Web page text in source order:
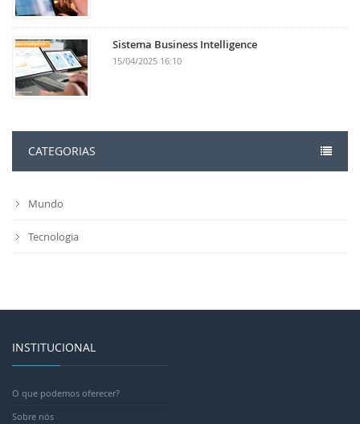
Sistema Business Intelligence
15/04/2025 16:10
CATEGORIAS
Mundo
Tecnologia
INSTITUCIONAL
O que podemos oferecer?
Sobre nós